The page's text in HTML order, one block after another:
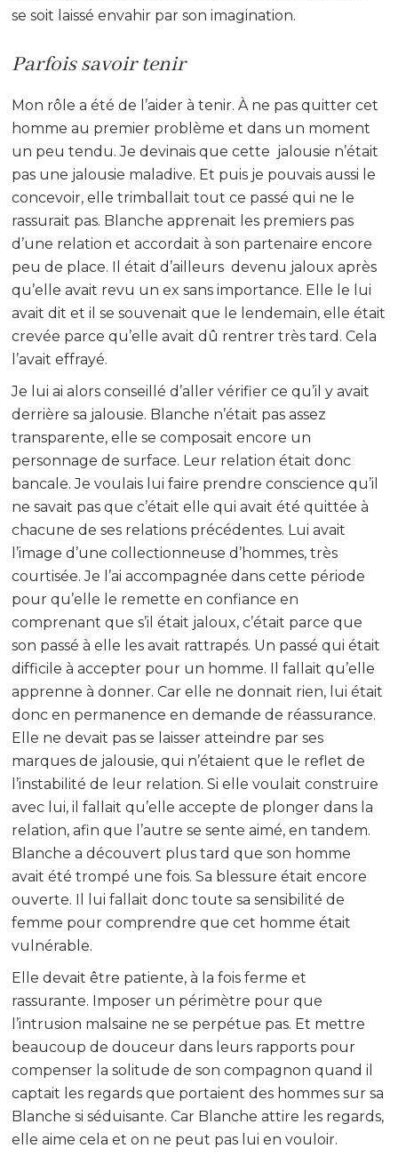
se soit laissé envahir par son imagination.
Parfois savoir tenir
Mon rôle a été de l’aider à tenir. À ne pas quitter cet
homme au premier problème et dans un moment
un peu tendu. Je devinais que cette jalousie n’était
pas une jalousie maladive. Et puis je pouvais aussi le
concevoir, elle trimballait tout ce passé qui ne le
rassurait pas. Blanche apprenait les premiers pas
d’une relation et accordait à son partenaire encore
peu de place. Il était d’ailleurs devenu jaloux après
qu’elle avait revu un ex sans importance. Elle le lui
avait dit et il se souvenait que le lendemain, elle était
crevée parce qu’elle avait dû rentrer très tard. Cela
l’avait effrayé.
Je lui ai alors conseillé d’aller vérifier ce qu’il y avait
derrière sa jalousie. Blanche n’était pas assez
transparente, elle se composait encore un
personnage de surface. Leur relation était donc
bancale. Je voulais lui faire prendre conscience qu’il
ne savait pas que c’était elle qui avait été quittée à
chacune de ses relations précédentes. Lui avait
l’image d’une collectionneuse d’hommes, très
courtisée. Je l’ai accompagnée dans cette période
pour qu’elle le remette en confiance en
comprenant que s’il était jaloux, c’était parce que
son passé à elle les avait rattrapés. Un passé qui était
difficile à accepter pour un homme. Il fallait qu’elle
apprenne à donner. Car elle ne donnait rien, lui était
donc en permanence en demande de réassurance.
Elle ne devait pas se laisser atteindre par ses
marques de jalousie, qui n’étaient que le reflet de
l’instabilité de leur relation. Si elle voulait construire
avec lui, il fallait qu’elle accepte de plonger dans la
relation, afin que l’autre se sente aimé, en tandem.
Blanche a découvert plus tard que son homme
avait été trompé une fois. Sa blessure était encore
ouverte. Il lui fallait donc toute sa sensibilité de
femme pour comprendre que cet homme était
vulnérable.
Elle devait être patiente, à la fois ferme et
rassurante. Imposer un périmètre pour que
l’intrusion malsaine ne se perpétue pas. Et mettre
beaucoup de douceur dans leurs rapports pour
compenser la solitude de son compagnon quand il
captait les regards que portaient des hommes sur sa
Blanche si séduisante. Car Blanche attire les regards,
elle aime cela et on ne peut pas lui en vouloir.